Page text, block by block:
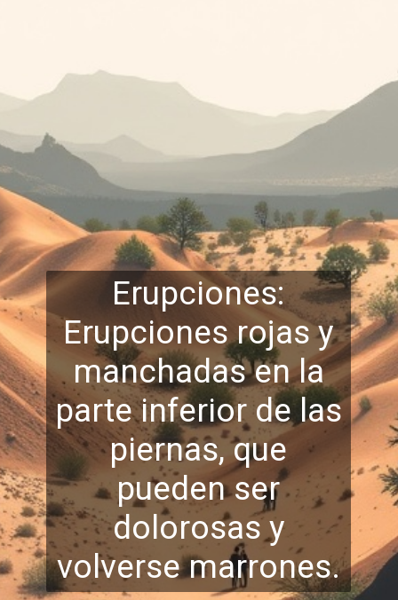
Erupciones:
Erupciones rojas y
manchadas en la
parte inferior de las
piernas, que
pueden ser
dolorosas y
volverse marrones.